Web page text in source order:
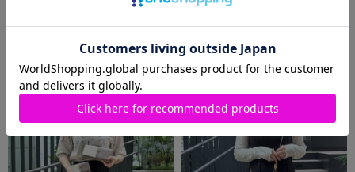
2026.08.08
Samantha Thavasa
2026.08.07
Samantha Thavasa